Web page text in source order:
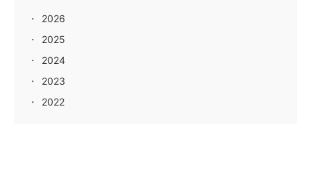
2026
2025
2024
2023
2022